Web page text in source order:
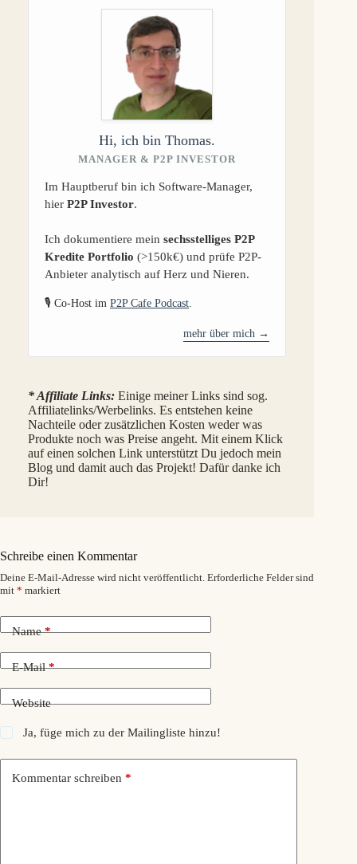
Hi, ich bin Thomas.
MANAGER & P2P INVESTOR
Im Hauptberuf bin ich Software-Manager,
hier P2P Investor.
Ich dokumentiere mein sechsstelliges P2P
Kredite Portfolio (>150k€) und prüfe P2P-
Anbieter analytisch auf Herz und Nieren.
🎙️ Co-Host im P2P Cafe Podcast
mehr über mich →
* Affiliate Links: Einige meiner Links sind sog.
Affiliatelinks/Werbelinks. Es entstehen keine
Nachteile oder zusätzlichen Kosten weder was
Produkte noch was Preise angeht. Mit einem Klick
auf einen solchen Link unterstützt Du jedoch mein
Blog und damit auch das Projekt! Dafür danke ich
Dir!
Schreibe einen Kommentar
Deine E-Mail-Adresse wird nicht veröffentlicht. Erforderliche Felder sind
mit * markiert
Name*
E-Mail*
Website
Ja, füge mich zu der Mailingliste hinzu!
Kommentar schreiben *